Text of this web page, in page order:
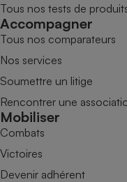
Tous nos tests de
Accompagner
Tous nos comparateurs
Nos services
Soumettre un litige
Rencontrer une
Mobiliser
Combats
Victoires
Devenir adhérent